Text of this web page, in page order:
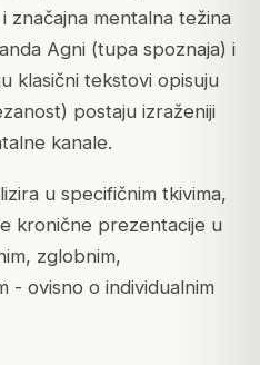
značajna mentalna težina
Agni (tupa spoznaja) i
klasični tekstovi opisuju
postaju izraženiji
kanale.
u specifičnim tkivima,
kronične prezentacije u
zglobnim,
- ovisno o individualnim